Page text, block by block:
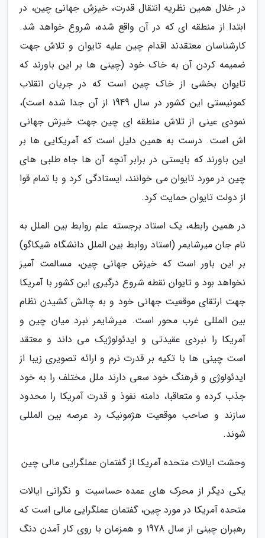
در خلال همین نظریه انتقال قدرت، خیزش جهانی چین، در
ابتدا از منطقه ای که در آن واقع شده، شروع خواهد شد.
کارشناسان معتقدند اقدام چین علیه تایوان و تلاش جهت
ضمیمه کردن آن به خاک خود (چینی ها بر این باورند که
تایوان بخشی از خاک چین است که در جریان انقلاب
کمونیستی این کشور در سال 1949 از آن جدا شده است)،
نمودی عینی از تلاش منطقه ای چین جهت خیزش جهانی
اش است. درست به همین دلیل است که آمریکایی ها بر
این باورند که بایستی در برابر آنچه آن ها جاه طلبی های
چین در مورد تایوان می خوانند، ایستادگی کرد و با تمام قوا
از دولت تایوان حمایت کرد.
در همین رابطه، یک استاد برجسته علم روابط بین الملل به
نام جان میرشایمر (استاد روابط بین الملل دانشگاه شیکاگو)
بر این باور است که خیزش جهانی چین، مسالمت آمیز
نخواهد بود و تایوان نقطه شروع درگیری این کشور با آمریکا
جهت ارتقای موقعیت جهانی خود و به چالش کشیدن نظام
بین المللی غرب محور است. میرشایمر نبرد میان چین و
آمریکا را نبردی عقیدتی و ایدئولوژیک می داند و معتقد
است چینی ها با تکیه بر قدرت نرم و ارائه تصویری زیبا از
ایدئولوژی و فرهنگ خود سعی دارند ملل مختلف را به خود
جذب کرده و متعاقبا، دامنه نفوذ و قدرت آمریکا را محدود
سازند و صاحب موقعیت هژمونیک رد عرصه بین المللی
شوند.
وحشت ایالات متحده آمریکا از گفتمان عملگرایی مالی چین
یکی دیگر از محرک های عمده حساسیت و نگرانی ایالات
متحده آمریکا در مورد چین، گفتمان عملگرایی مالی است که
رهبران چینی از سال 1978 و همزمان با روی کار آمدن دنگ